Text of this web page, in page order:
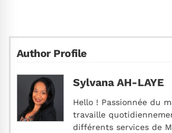
Author Profile
Sylvana AH-LAYE
Hello ! Passionnée du
travaille
différents services de